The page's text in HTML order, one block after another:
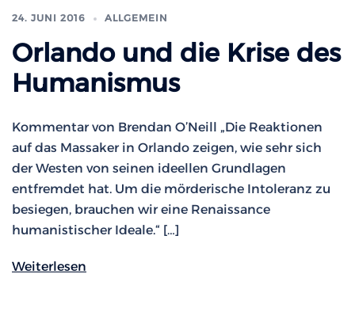
24. JUNI 2016 ALLGEMEIN
Orlando und die Krise des
Humanismus
Kommentar von Brendan O’Neill „Die Reaktionen
auf das Massaker in Orlando zeigen, wie sehr sich
der Westen von seinen ideellen Grundlagen
entfremdet hat. Um die mörderische Intoleranz zu
besiegen, brauchen wir eine Renaissance
humanistischer Ideale.“ […]
Weiterlesen